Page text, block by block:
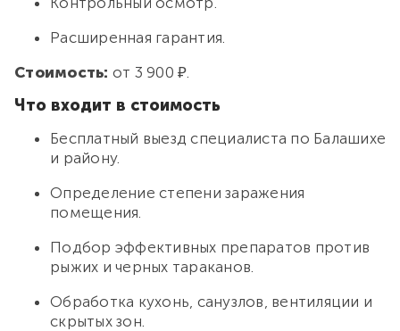
Расширенная гарантия.
Стоимость: от 3 900 ₽.
Что входит в стоимость
Бесплатный выезд специалиста по Балашихе
и району.
Определение степени заражения
помещения.
Подбор эффективных препаратов против
рыжих и черных тараканов.
Обработка кухонь, санузлов, вентиляции и
скрытых зон.